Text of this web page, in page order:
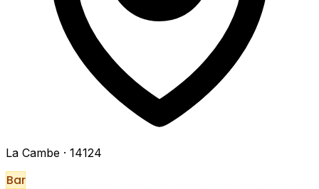
La Cambe · 14124
Bar